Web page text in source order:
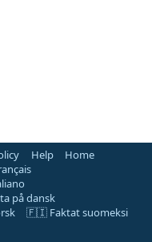
Help
Home
på dansk
🇫🇮 Faktat suomeksi